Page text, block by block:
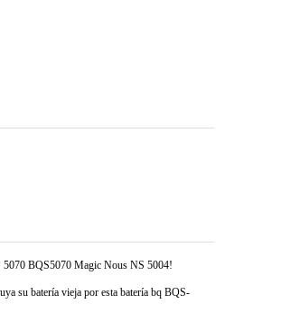
5070 BQS5070 Magic Nous NS 5004!
su batería vieja por esta batería bq BQS-